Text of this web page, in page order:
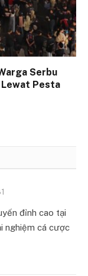
Serbu
Lewat Pesta
đỉnh cao tại
nghiệm cá cược